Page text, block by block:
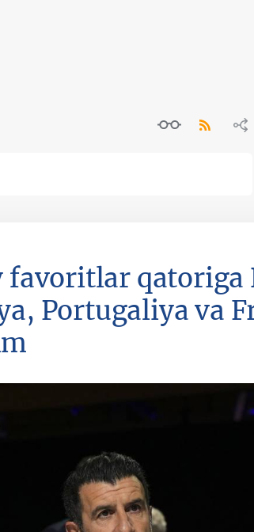
favoritlar qatoriga
Portugaliya va